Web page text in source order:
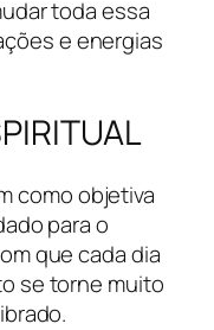
toda essa
e energias
como objetiva
para o
que cada dia
se torne muito